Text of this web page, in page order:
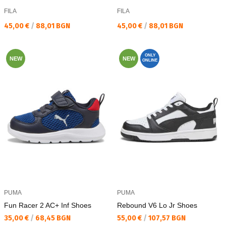
FILA
Текуща цена:
45,00 € / 88,01 BGN
FILA
Текуща цена:
45,00 € / 88,01 BGN
NEW
PUMA
Fun Racer 2 AC+ Inf Shoes
Текуща цена:
35,00 € / 68,45 BGN
NEW
ONLY
ONLINE
PUMA
Rebound V6 Lo Jr Shoes
Текуща цена:
55,00 € / 107,57 BGN